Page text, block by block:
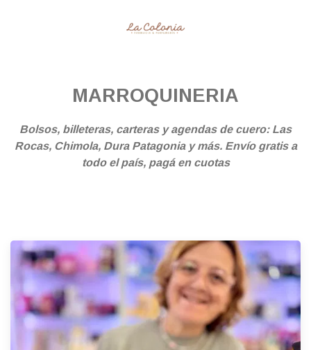
MARROQUINERIA
Bolsos, billeteras, carteras y agendas de cuero: Las
Rocas, Chimola, Dura Patagonia y más. Envío gratis a
todo el país, pagá en cuotas